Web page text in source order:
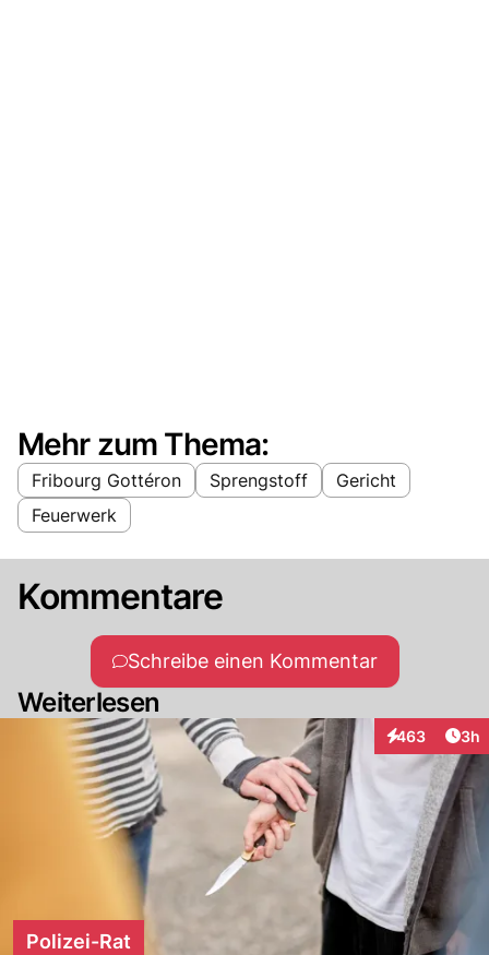
Mehr zum Thema:
Fribourg Gottéron Sprengstoff
Gericht
Feuerwerk
Kommentare
Schreibe einen Kommentar
Weiterlesen
463
Interaktionen
3h
Polizei-Rat